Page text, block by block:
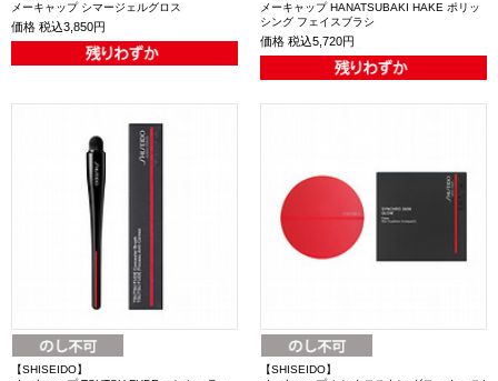
メーキャップ シマージェルグロス
価格 税込3,850円
メーキャップ HANATSUBAKI HAKE ポリッ
シング フェイスブラシ
価格 税込5,720円
【SHISEIDO】
【SHISEIDO】